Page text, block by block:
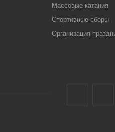
Массовые катания
Спортивные сборы
Организация